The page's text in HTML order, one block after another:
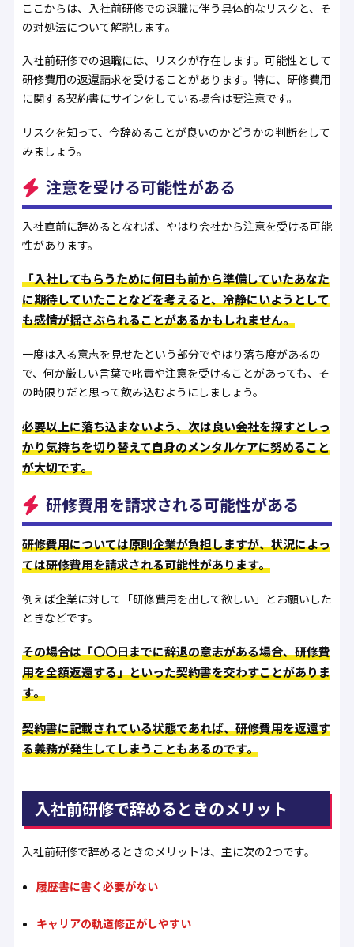
ここからは、入社前研修での退職に伴う具体的なリスクと、そ
の対処法について解説します。
入社前研修での退職には、リスクが存在します。可能性として
研修費用の返還請求を受けることがあります。特に、研修費用
に関する契約書にサインをしている場合は要注意です。
リスクを知って、今辞めることが良いのかどうかの判断をして
みましょう。
注意を受ける可能性がある
入社直前に辞めるとなれば、やはり会社から注意を受ける可能
性があります。
「入社してもらうために何日も前から準備していたあなた
に期待していたことなどを考えると、冷静にいようとして
も感情が揺さぶられることがあるかもしれません。
一度は入る意志を見せたという部分でやはり落ち度があるの
で、何か厳しい言葉で叱責や注意を受けることがあっても、そ
の時限りだと思って飲み込むようにしましょう。
必要以上に落ち込まないよう、次は良い会社を探すとしっ
かり気持ちを切り替えて自身のメンタルケアに努めること
が大切です。
研修費用を請求される可能性がある
研修費用については原則企業が負担しますが、状況によっ
ては研修費用を請求される可能性があります。
例えば企業に対して「研修費用を出して欲しい」とお願いした
ときなどです。
その場合は「〇〇日までに辞退の意志がある場合、研修費
用を全額返還する」といった契約書を交わすことがありま
す。
契約書に記載されている状態であれば、研修費用を返還す
る義務が発生してしまうこともあるのです。
入社前研修で辞めるときのメリット
入社前研修で辞めるときのメリットは、主に次の2つです。
履歴書に書く必要がない
キャリアの軌道修正がしやすい